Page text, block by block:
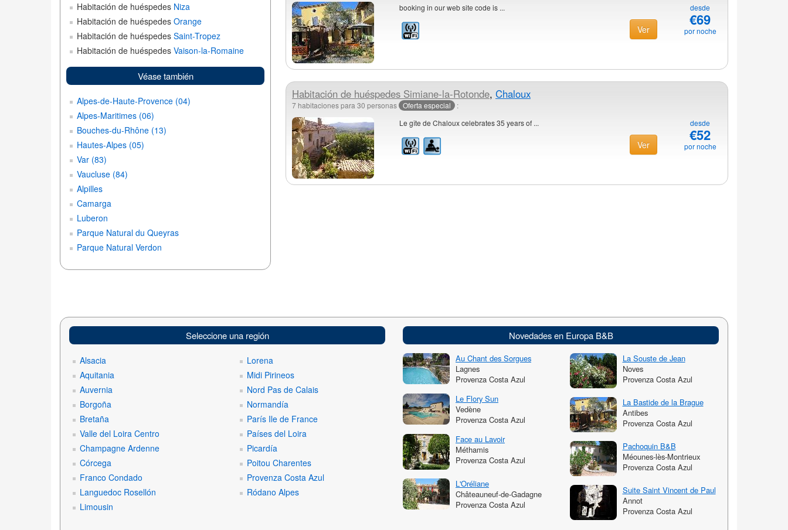
Habitación de huéspedes Niza
Habitación de huéspedes Orange
Habitación de huéspedes Saint-Tropez
Habitación de huéspedes Vaison-la-Romaine
Véase también
Alpes-de-Haute-Provence (04)
Alpes-Maritimes (06)
Bouches-du-Rhône (13)
Hautes-Alpes (05)
Var (83)
Vaucluse (84)
Alpilles
Camarga
Luberon
Parque Natural du Queyras
Parque Natural Verdon
booking in our web site code is ...
Ver
desde
€69
por noche
Habitación de huéspedes Simiane-la-Rotonde, Chaloux
7 habitaciones para 30 personas Oferta especial
:
Le gîte de Chaloux celebrates 35 years of ...
Ver
desde
€52
por noche
Seleccione una región
Alsacia
Aquitania
Auvernia
Borgoña
Bretaña
Valle del Loira Centro
Champagne Ardenne
Córcega
Franco Condado
Languedoc Rosellón
Limousin
Lorena
Midi Pirineos
Nord Pas de Calais
Normandía
París Ile de France
Países del Loira
Picardía
Poitou Charentes
Provenza Costa Azul
Ródano Alpes
Novedades en Europa B&B
Au Chant des Sorgues
Lagnes
Provenza Costa Azul
Le Flory Sun
Vedène
Provenza Costa Azul
Face au Lavoir
Méthamis
Provenza Costa Azul
L'Oréliane
Châteauneuf-de-Gadagne
Provenza Costa Azul
La Souste de Jean
Noves
Provenza Costa Azul
La Bastide de la Brague
Antibes
Provenza Costa Azul
Pachoquin B&B
Méounes-lès-Montrieux
Provenza Costa Azul
Suite Saint Vincent de Paul
Annot
Provenza Costa Azul